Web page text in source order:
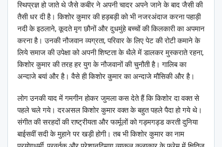
स्थिप्रज्ञ हो जाते थे जैसे कबीर ने अपनी चादर अपने जाने के बाद जैसी की
तैसी धर दी है। किशोर कुमार की हड़बड़ी को भी नजरअंदाज करना पहाड़ी
नदी के इठलाने, कूदते मृग छौनों और दुधमुंहे बच्चों की किलकारी का अपमान
करना है। उनकी नौजवान व्यग्रता, परिवार के लिए पेट की रोटी कमाने के
लिये समाज की उपेक्षा को अपनी शिष्टता के थैले में डालकर मुस्कराते रहना,
किशोर कुमार की तरह हर युग के नौजवानों की चुनौती है। गालिब का
अन्दाजे बयां और है। वैसे ही किशोर कुमार का अन्दाजे मौसिकी और है।
लोग उनकी याद में गमगीन होकर जुमला कस देते हैं कि किशोर दा वक्त से
पहले चले गये। दरअसल किशोर कुमार वक्त के बहुत पहले पैदा हो गये थे।
संगीत की सरहदों की राष्ट्रीयता और फार्मूलों को गड्मगड्ड करती दुनिया
बाईसवीं सदी के मुहाने पर खड़ी होगी। तब भी किशोर कुमार का नाम